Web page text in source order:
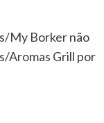
My Borker não
Aromas Grill por